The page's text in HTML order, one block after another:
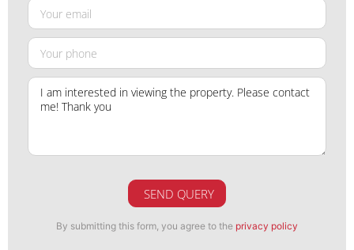
SEND QUERY
By submitting this form, you agree to the privacy policy